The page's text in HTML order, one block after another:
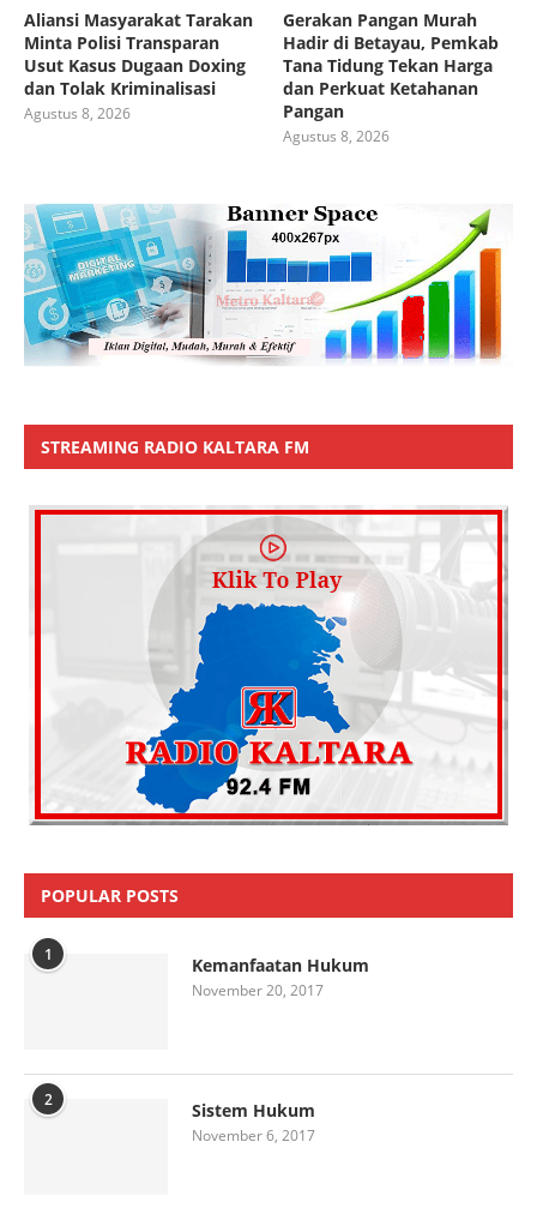
Aliansi Masyarakat Tarakan
Minta Polisi Transparan
Usut Kasus Dugaan Doxing
dan Tolak Kriminalisasi
Agustus 8, 2026
Gerakan Pangan Murah
Hadir di Betayau, Pemkab
Tana Tidung Tekan Harga
dan Perkuat Ketahanan
Pangan
Agustus 8, 2026
STREAMING RADIO KALTARA FM
POPULAR POSTS
1 Kemanfaatan Hukum
November 20, 2017
2 Sistem Hukum
November 6, 2017